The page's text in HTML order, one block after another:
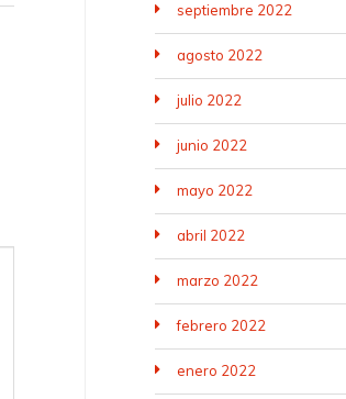
septiembre 2022
agosto 2022
julio 2022
junio 2022
mayo 2022
abril 2022
marzo 2022
febrero 2022
enero 2022